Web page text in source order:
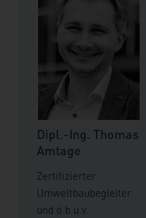
Dipl.-Ing. Thomas
Amtage
Zertifizierter
Umweltbaubegleiter
und ö.b.u.v.